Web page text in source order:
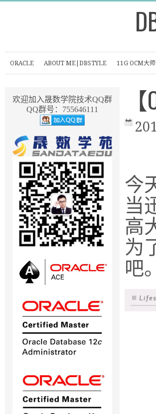
ORACLE ABOUT ME|DBSTYLE 11G OCM大
今
当
高
为
吧
欢迎加入晟数学院技术QQ群
QQ群号：755646111